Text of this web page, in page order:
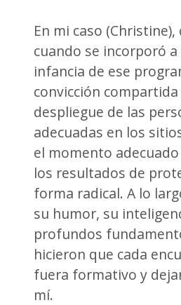
En mi caso
cuando se incorporó a
infancia de ese
convicción
despliegue de las
adecuadas en los
el momento
los resultados de
forma radical. A lo
su humor, su
profundos
hicieron que cada
fuera formativo y
mí.